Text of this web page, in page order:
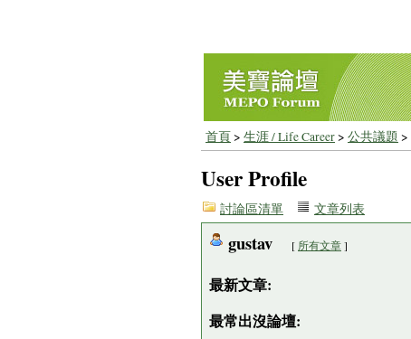
首頁> 生涯 / Life Career> 公共議題 >
User Profile
討論區清單 文章列表
gustav [ 所有文章]
最新文章:
最常出沒論壇: